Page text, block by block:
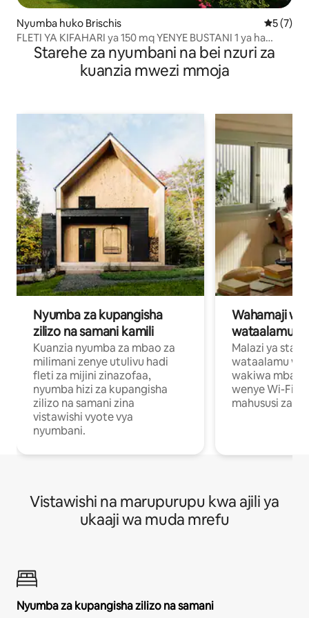
Nyumba huko Brischis
5 (7)
FLETI YA KIFAHARI ya 150 mq YENYE BUSTANI 1 ya ha
RIVERSIDE
Starehe za nyumbani na bei nzuri za
kuanzia mwezi mmoja
Nyumba za kupangisha
zilizo na samani kamili
Kuanzia nyumba za mbao za
milimani zenye utulivu hadi
fleti za mijini zinazofaa,
nyumba hizi za kupangisha
zilizo na samani zina
vistawishi vyote vya
nyumbani.
Wahamaji
wataalamu
Malazi ya
wataalamu
wakiwa mbali
wenye Wi-Fi
mahususi za
Vistawishi na marupurupu kwa ajili ya
ukaaji wa muda mrefu
Nyumba za kupangisha zilizo na samani